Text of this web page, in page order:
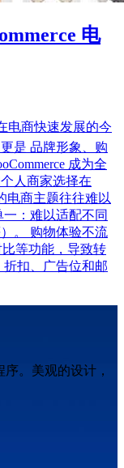
电
电商快速发展的今
是 品牌形象、购
成为全
人商家选择在
电商主题往往难以
：难以适配不同
。 购物体验不流
等功能，导致转
扣、广告位和邮
。美观的设计，